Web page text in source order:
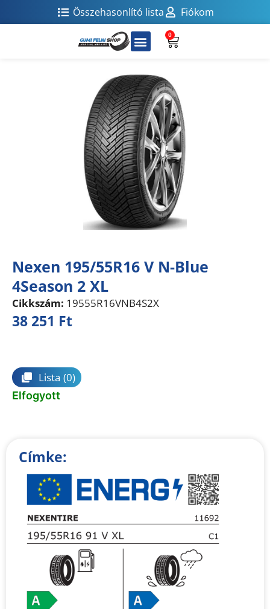
Összehasonlító lista Fiókom
0
Nexen 195/55R16 V N-Blue
4Season 2 XL
Cikkszám: 19555R16VNB4S2X
38 251 Ft
Lista (0)
Elfogyott
Címke: